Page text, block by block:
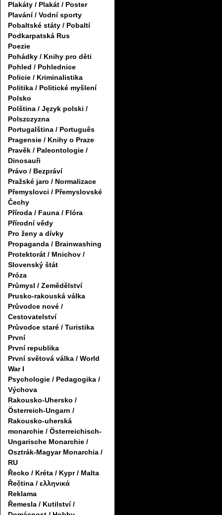
Plakáty / Plakát / Poster
Plavání / Vodní sporty
Pobaltské státy / Pobaltí
Podkarpatská Rus
Poezie
Pohádky / Knihy pro děti
Pohled / Pohlednice
Policie / Kriminalistika
Politika / Politické myšlení
Polsko
Polština / Język polski /
Polszczyzna
Portugalština / Português
Pragensie / Knihy o Praze
Pravěk / Paleontologie /
Dinosauři
Právo / Bezpráví
Pražské jaro / Normalizace
Přemyslovci / Přemyslovské
Čechy
Příroda / Fauna / Flóra
Přírodní vědy
Pro ženy a dívky
Propaganda / Brainwashing
Protektorát / Mnichov /
Slovenský štát
Próza
Průmysl / Zemědělství
Prusko-rakouská válka
Průvodce nové /
Cestovatelství
Průvodce staré / Turistika
První
První republika
První světová válka / World
War I
Psychologie / Pedagogika /
Výchova
Rakousko-Uhersko /
Österreich-Ungarn /
Rakousko-uherská
monarchie / Österreichisch-
Ungarische Monarchie /
Osztrák-Magyar Monarchia /
RU
Řecko / Kréta / Kypr / Malta
Řečtina / ελληνικά
Reklama
Řemesla / Kutilství /